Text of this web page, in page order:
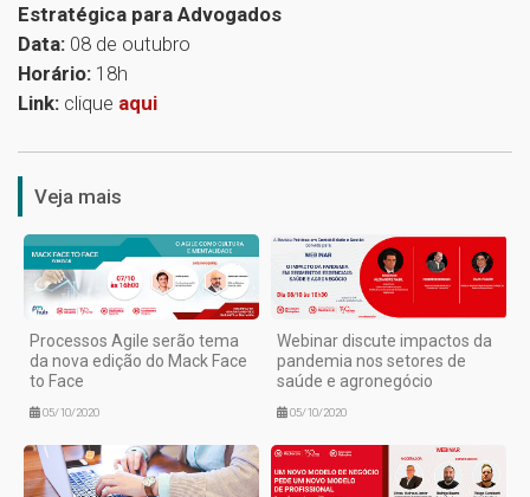
Estratégica para Advogados
Data: 08 de outubro
Horário: 18h
Link: clique aqui
Veja mais
Processos Agile serão tema
da nova edição do Mack Face
to Face
05/10/2020
Webinar discute impactos da
pandemia nos setores de
saúde e agronegócio
05/10/2020